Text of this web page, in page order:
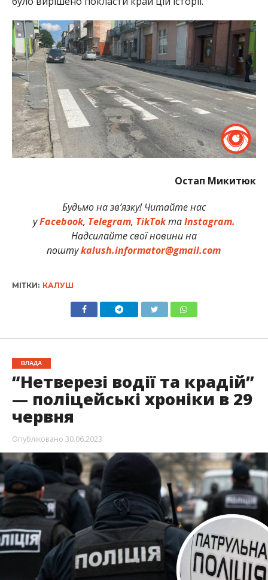
Остап Микитюк
Будьмо на зв’язку! Читайте нас
уFacebook, Telegram, TikTokтаInstagram.
Надсилайте свої новини на
поштуkalush.informator@gmail.com
МІТКИ: КАЛУШ
ВЛАДА
“Нетверезі водії та крадій”
— поліцейські хроніки в 29
червня
Опубліковано 30.06.2023